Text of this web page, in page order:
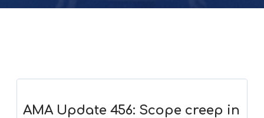
AMA Update 456: Scope creep in